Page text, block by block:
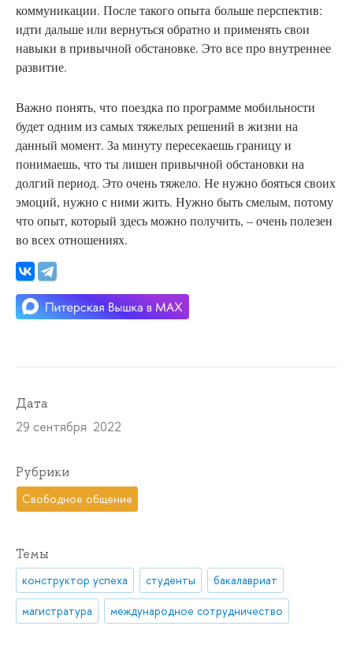
коммуникации. После такого опыта больше перспектив:
идти дальше или вернуться обратно и применять свои
навыки в привычной обстановке. Это все про внутреннее
развитие.
Важно понять, что поездка по программе мобильности
будет одним из самых тяжелых решений в жизни на
данный момент. За минуту пересекаешь границу и
понимаешь, что ты лишен привычной обстановки на
долгий период. Это очень тяжело. Не нужно бояться своих
эмоций, нужно с ними жить. Нужно быть смелым, потому
что опыт, который здесь можно получить, – очень полезен
во всех отношениях.
Дата
29 сентября 2022
Рубрики
Свободное общение
Темы
конструктор успеха студенты бакалавриат
магистратура международное сотрудничество